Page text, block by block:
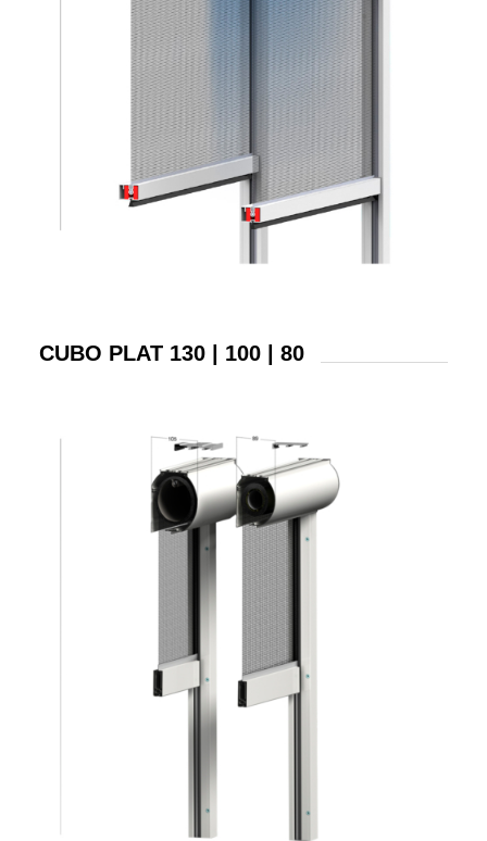
CUBO PLAT 130 | 100 | 80